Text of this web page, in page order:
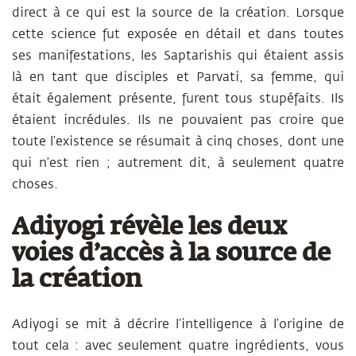
direct à ce qui est la source de la création. Lorsque
cette science fut exposée en détail et dans toutes
ses manifestations, les Saptarishis qui étaient assis
là en tant que disciples et Parvati, sa femme, qui
était également présente, furent tous stupéfaits. Ils
étaient incrédules. Ils ne pouvaient pas croire que
toute l’existence se résumait à cinq choses, dont une
qui n’est rien ; autrement dit, à seulement quatre
choses.
Adiyogi révèle les deux
voies d’accès à la source de
la création
Adiyogi se mit à décrire l’intelligence à l’origine de
tout cela : avec seulement quatre ingrédients, vous